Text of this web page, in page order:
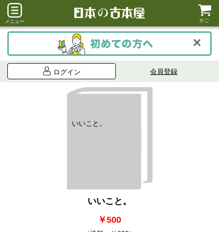
メニュー かご
ログイン 会員登録
いいこと。
いいこと。
￥500